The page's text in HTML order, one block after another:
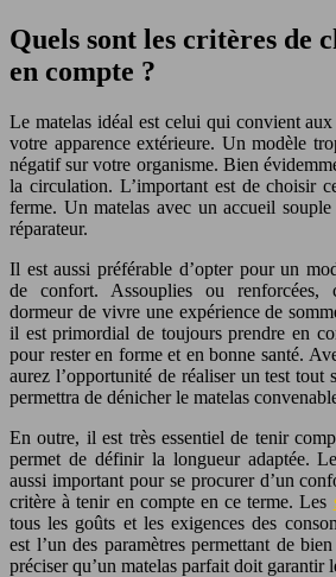
Quels sont les critères de
en compte ?
Le matelas idéal est celui qui convient
votre apparence extérieure. Un modèle
négatif sur votre organisme. Bien
la circulation. L’important est de choisir
ferme. Un matelas avec un accueil
réparateur.
Il est aussi préférable d’opter pour un
de confort. Assouplies ou renforcées,
dormeur de vivre une expérience de
il est primordial de toujours prendre en
pour rester en forme et en bonne santé.
aurez l’opportunité de réaliser un test tout
permettra de dénicher le matelas
En outre, il est très essentiel de tenir
permet de définir la longueur adaptée.
aussi important pour se procurer d’un
critère à tenir en compte en ce terme. Les
tous les goûts et les exigences des
est l’un des paramètres permettant de
préciser qu’un matelas parfait doit garantir